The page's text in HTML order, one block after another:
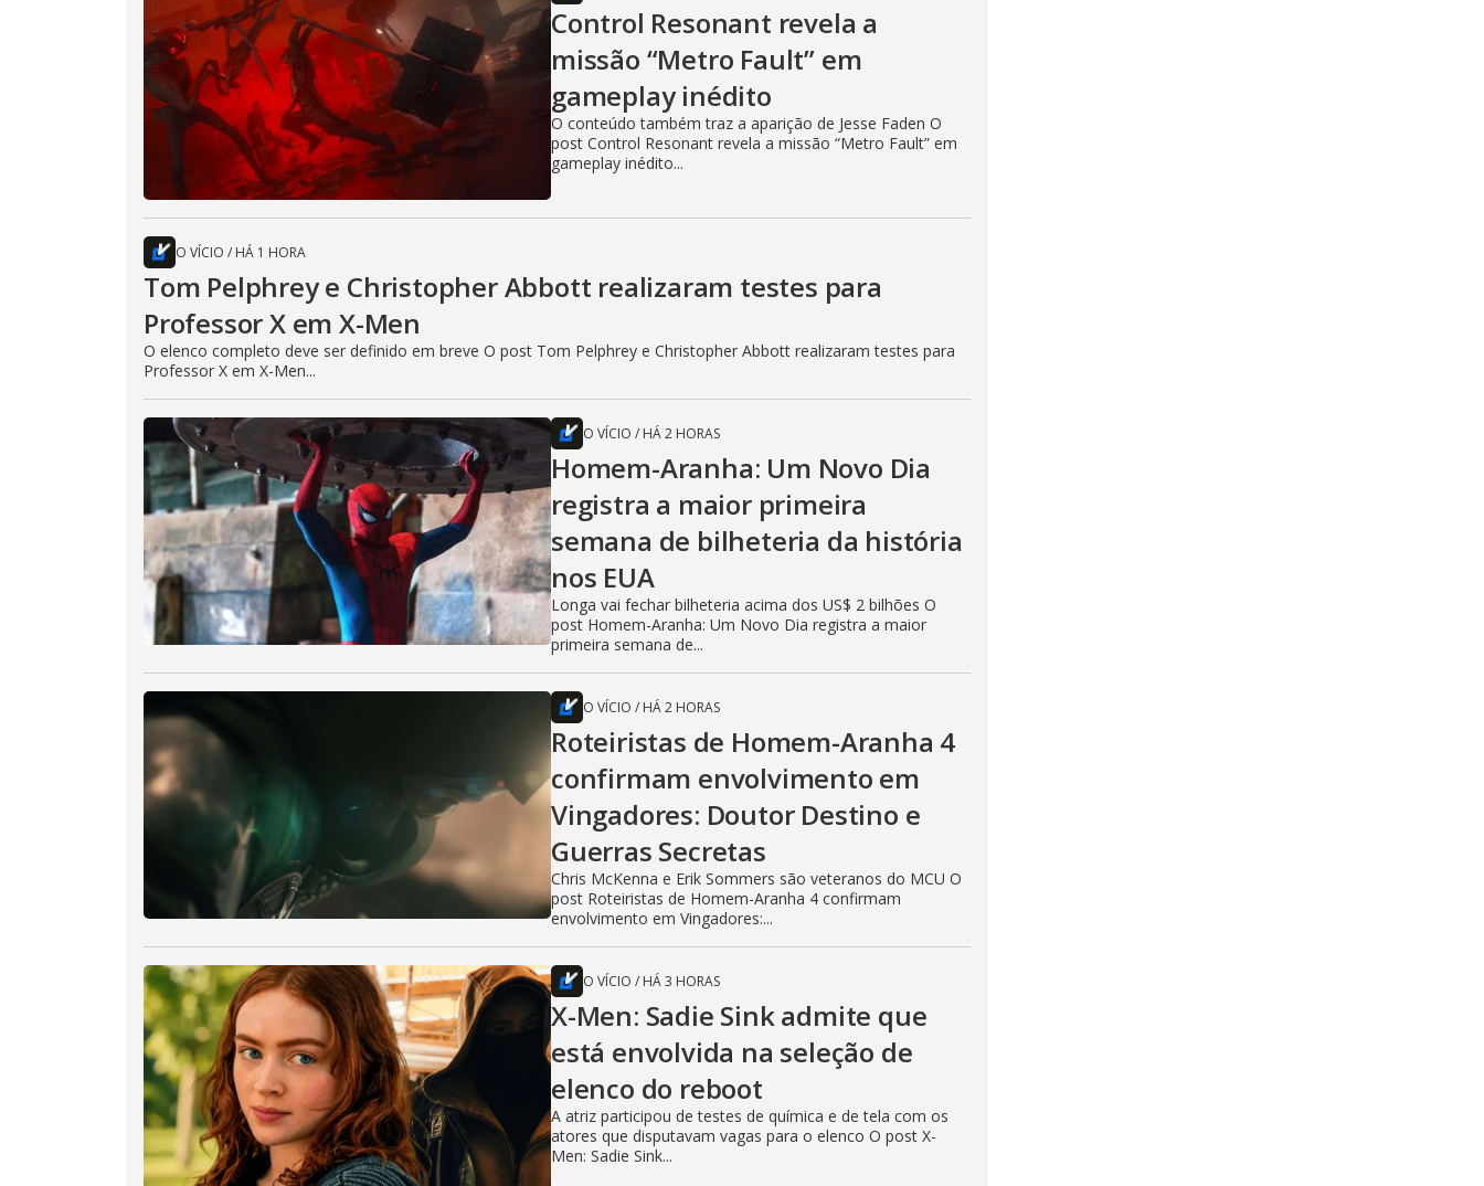
Control Resonant revela a
missão “Metro Fault” em
gameplay inédito
O conteúdo também traz a aparição de Jesse Faden O
post Control Resonant revela a missão “Metro Fault” em
gameplay inédito...
O VÍCIO / HÁ 1 HORA
Tom Pelphrey e Christopher Abbott realizaram testes para
Professor X em X-Men
O elenco completo deve ser definido em breve O post Tom Pelphrey e Christopher Abbott realizaram testes para
Professor X em X-Men...
O VÍCIO / HÁ 2 HORAS
Homem-Aranha: Um Novo Dia
registra a maior primeira
semana de bilheteria da história
nos EUA
Longa vai fechar bilheteria acima dos US$ 2 bilhões O
post Homem-Aranha: Um Novo Dia registra a maior
primeira semana de...
O VÍCIO / HÁ 2 HORAS
Roteiristas de Homem-Aranha 4
confirmam envolvimento em
Vingadores: Doutor Destino e
Guerras Secretas
Chris McKenna e Erik Sommers são veteranos do MCU O
post Roteiristas de Homem-Aranha 4 confirmam
envolvimento em Vingadores:...
O VÍCIO / HÁ 3 HORAS
X-Men: Sadie Sink admite que
está envolvida na seleção de
elenco do reboot
A atriz participou de testes de química e de tela com os
atores que disputavam vagas para o elenco O post X-
Men: Sadie Sink...